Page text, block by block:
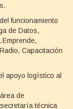
funcionamiento
de Datos,
Emprende,
Capacitación
apoyo logístico al
de
técnica